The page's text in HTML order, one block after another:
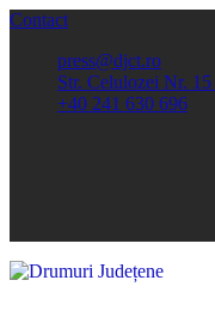
Contact
press@djct.ro
Str. Celulozei Nr. 15
+40 241 630 696